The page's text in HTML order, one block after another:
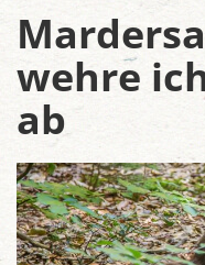
wehre
ab